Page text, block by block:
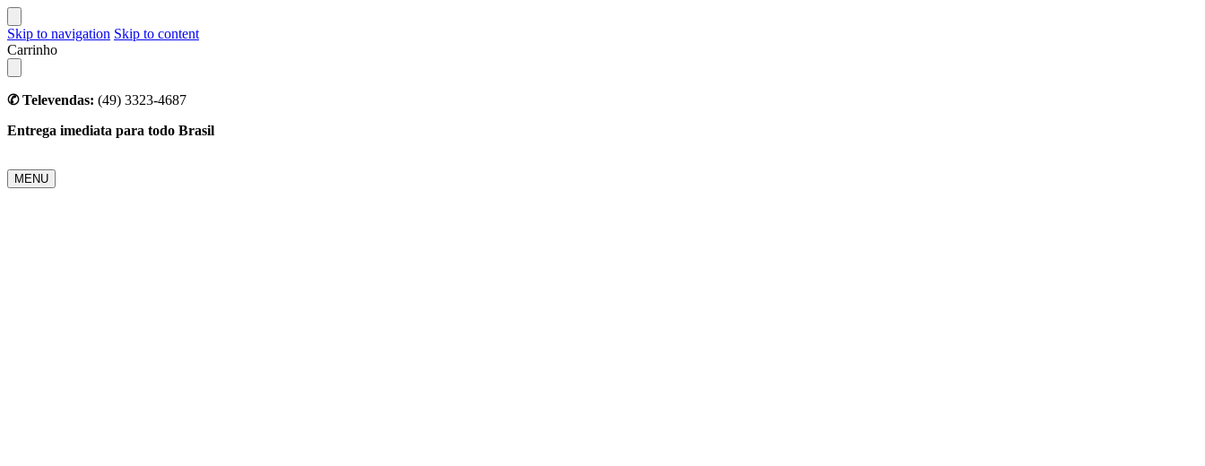
Skip to navigation Skip to content
Carrinho
✆ Televendas: (49) 3323-4687
Entrega imediata para todo Brasil
MENU